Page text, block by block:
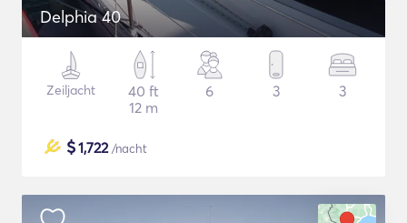
Delphia 40
Zeiljacht
40 ft
12 m
6 3 3
$1,722/nacht